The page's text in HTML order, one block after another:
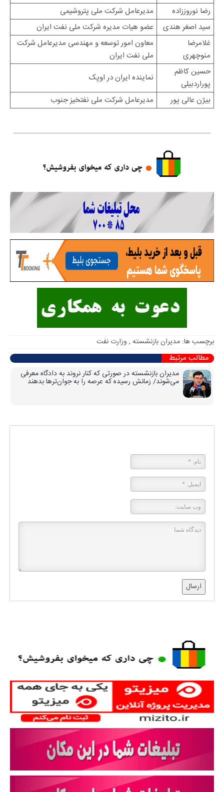
رضا نوروززاده
مدیرعامل شرکت ملی پتروشیمی
سید اصغر هندی
عضو هیات مدیره شرکت ملی نفت ایران
غلامرضا
منوچهری
معاون امور توسعه و مهندسی مدیرعامل شرکت
ملی نفت ایران
حسین کاظم
پوراردبیلی
نماینده ایران در اوپک
بیژن عالی پور
مدیرعامل شرکت ملی نفتخیز جنوب
برچسب ها: مدیران بازنشسته , وزارت نفت
مطالب مرتبط
مدیران بازنشسته در صورتی که کنار نروند به دادگاه معرفی
می‌شوند/ زمانش رسیده که عرصه را به جوان‌ترها بدهند
ارسال